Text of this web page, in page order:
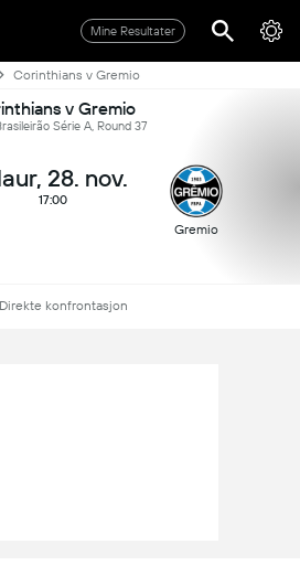
Mine Resultater
Corinthians v Gremio
v Gremio
Série A, Round 37
28. nov.
17:00
Gremio
Direkte konfrontasjon